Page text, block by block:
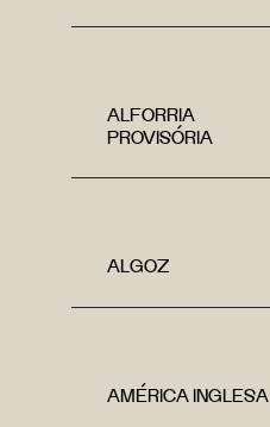
ALFORRIA
PROVISÓRIA
ALGOZ
AMÉRICA INGLESA